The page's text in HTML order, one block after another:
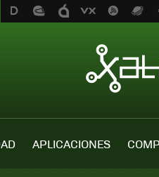
APLICACIONES